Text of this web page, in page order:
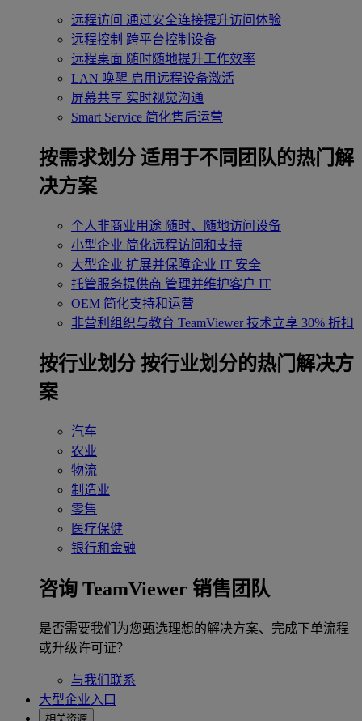
远程访问 通过安全连接提升访问体验
远程控制 跨平台控制设备
远程桌面 随时随地提升工作效率
LAN 唤醒 启用远程设备激活
屏幕共享 实时视觉沟通
Smart Service 简化售后运营
按需求划分 适用于不同团队的热门解
决方案
个人非商业用途 随时、随地访问设备
小型企业 简化远程访问和支持
大型企业 扩展并保障企业 IT 安全
托管服务提供商 管理并维护客户 IT
OEM 简化支持和运营
非营利组织与教育 TeamViewer 技术立享 30% 折扣
‌按行业划分 按行业划分的热门解决方
案
汽车
农业
物流
制造业
零售
医疗保健
银行和金融
咨询 TeamViewer 销售团队
是否需要我们为您甄选理想的解决方案、完成下单流程
或升级许可证？
与我们联系
大型企业入口